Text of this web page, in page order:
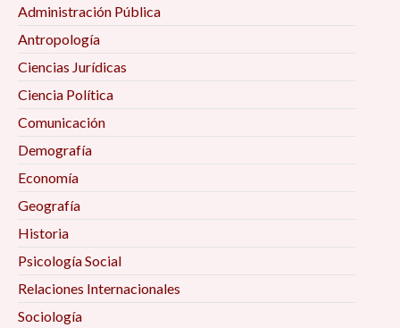
Administración Pública
Antropología
Ciencias Jurídicas
Ciencia Política
Comunicación
Demografía
Economía
Geografía
Historia
Psicología Social
Relaciones Internacionales
Sociología